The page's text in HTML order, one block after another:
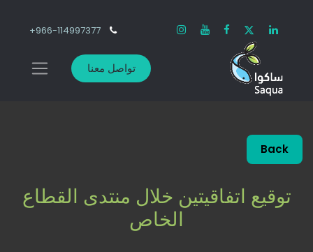
966-114997377+
تواصل معنا
Back
توقيع اتفاقيتين خلال منتدى القطاع
الخاص